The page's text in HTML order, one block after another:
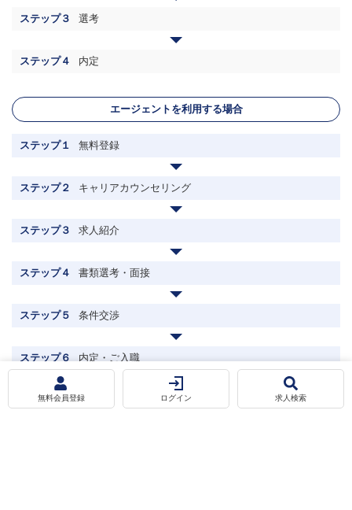
お気に入りに追加
ステップ３ 選考
ステップ４ 内定
エージェントを利用する場合
ステップ１ 無料登録
ステップ２ キャリアカウンセリング
ステップ３ 求人紹介
ステップ４ 書類選考・面接
ステップ５ 条件交渉
ステップ６ 内定・ご入職
無料 転職相談
無料会員登録 ログイン 求人検索